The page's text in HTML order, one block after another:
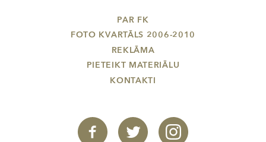
PAR FK
FOTO KVARTĀLS 2006-2010
REKLĀMA
PIETEIKT MATERIĀLU
KONTAKTI